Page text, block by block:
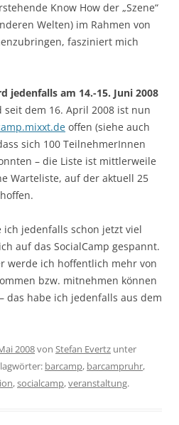
Know How der „Szene“
Welten) im Rahmen von
fasziniert mich
jedenfalls am 14.-15. Juni 2008
seit dem 16. April 2008 ist nun
offen (siehe auch
sich 100 TeilnehmerInnen
– die Liste ist mittlerweile
Warteliste, auf der aktuell 25
ich jedenfalls schon jetzt viel
auf das SocialCamp gespannt.
werde ich hoffentlich mehr von
bzw. mitnehmen können
das habe ich jedenfalls aus dem
2008von Stefan Evertz unter
barcamp, barcampruhr,
,socialcamp,veranstaltung.